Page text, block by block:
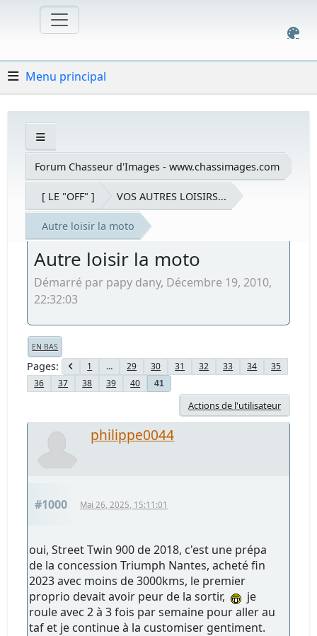
Menu principal
Forum Chasseur d'Images - www.chassimages.com
[ LE "OFF" ] VOS AUTRES LOISIRS...
Autre loisir la moto
Autre loisir la moto
Démarré par papy dany, Décembre 19, 2010,
22:32:03
EN BAS
Pages 1 ... 29 30 31 32 33 34
35
36
37 38 39 40 41
Actions de l'utilisateur
philippe0044
#1000 Mai 26, 2025, 15:11:01
oui, Street Twin 900 de 2018, c'est une prépa
de la concession Triumph Nantes, acheté fin
2023 avec moins de 3000kms, le premier
proprio devait avoir peur de la sortir,
je
roule avec 2 à 3 fois par semaine pour aller au
taf et je continue à la customiser gentiment.